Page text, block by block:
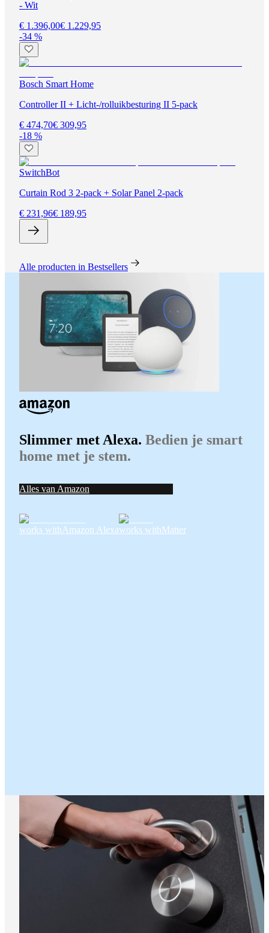
- Wit
€ 1.396,00€ 1.229,95
-34 %
Bosch Smart Home
Controller II + Licht-/rolluikbesturing II 5-pack
€ 474,70€ 309,95
-18 %
SwitchBot
Curtain Rod 3 2-pack + Solar Panel 2-pack
€ 231,96€ 189,95
Alle producten in Bestsellers
Slimmer met Alexa. Bedien je smart
home met je stem.
Alles van Amazon
works withAmazon Alexaworks withMatter